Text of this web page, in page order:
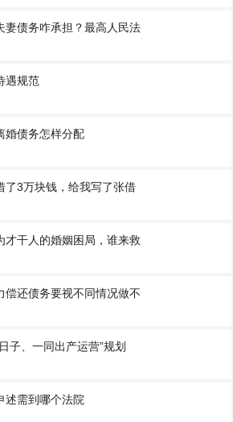
妻债务咋承担？最高人民法
遇规范
婚债务怎样分配
了3万块钱，给我写了张借
才干人的婚姻困局，谁来救
偿还债务要视不同情况做不
子、一同出产运营”规划
述需到哪个法院